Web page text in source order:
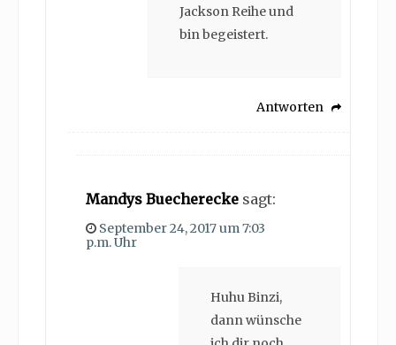
Jackson Reihe und
bin begeistert.
Antworten
Mandys Buecherecke sagt:
September 24, 2017 um 7:03
p.m. Uhr
Huhu Binzi,
dann wünsche